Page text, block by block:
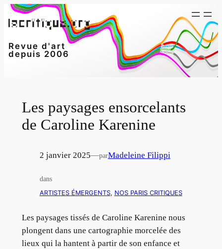
Aller
au
Revue d'art
depuis 2006
Les paysages ensorcelants
de Caroline Karenine
2 janvier 2025—parMadeleine Filippi
dans
ARTISTES ÉMERGENTS, NOS PARIS CRITIQUES
Les paysages tissés de Caroline Karenine nous
plongent dans une cartographie morcelée des
lieux qui la hantent à partir de son enfance et